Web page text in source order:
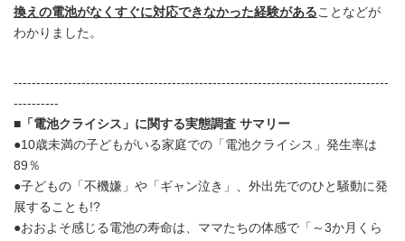
換えの電池がなくすぐに対応できなかった経験があることなどが
わかりました。
-----------------------------------------------------------------------------------
----------
■「電池クライシス」に関する実態調査 サマリー
●10歳未満の子どもがいる家庭での「電池クライシス」発生率は
89％
●子どもの「不機嫌」や「ギャン泣き」、外出先でのひと騒動に発
展することも!?
●おおよそ感じる電池の寿命は、ママたちの体感で「～3か月くら